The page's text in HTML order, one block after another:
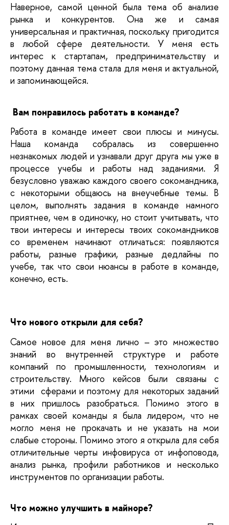
Наверное, самой ценной была тема об анализе
рынка и конкурентов. Она же и самая
универсальная и практичная, поскольку пригодится
в любой сфере деятельности. У меня есть
интерес к стартапам, предпринимательству и
поэтому данная тема стала для меня и актуальной,
и запоминающейся.
Вам понравилось работать в команде?
Работа в команде имеет свои плюсы и минусы.
Наша команда собралась из совершенно
незнакомых людей и узнавали друг друга мы уже в
процессе учебы и работы над заданиями. Я
безусловно уважаю каждого своего сокомандника,
с некоторыми общаюсь на внеучебные темы. В
целом, выполнять задания в команде намного
приятнее, чем в одиночку, но стоит учитывать, что
твои интересы и интересы твоих сокомандников
со временем начинают отличаться: появляются
работы, разные графики, разные дедлайны по
учебе, так что свои нюансы в работе в команде,
конечно, есть.
Что нового открыли для себя?
Самое новое для меня лично – это множество
знаний во внутренней структуре и работе
компаний по промышленности, технологиям и
строительству. Много кейсов были связаны с
этими  сферами и поэтому для некоторых заданий
в них пришлось разобраться. Помимо этого в
рамках своей команды я была лидером, что не
могло меня не прокачать и не указать на мои
слабые стороны. Помимо этого я открыла для себя
отличительные черты инфовируса от инфоповода,
анализ рынка, профили работников и несколько
инструментов по организации работы.
Что можно улучшить в майноре?